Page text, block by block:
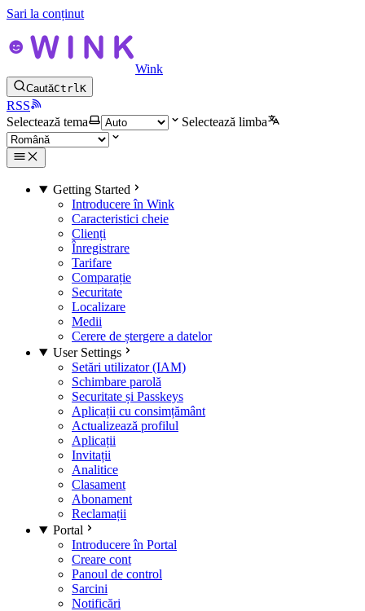
Sari la conținut
Wink
CautăCtrlK
RSS
Selectează tema
Selectează limba
Getting Started
Introducere în Wink
Caracteristici cheie
Clienți
Înregistrare
Tarifare
Comparație
Securitate
Localizare
Medii
Cerere de ștergere a datelor
User Settings
Setări utilizator (IAM)
Schimbare parolă
Securitate și Passkeys
Aplicații cu consimțământ
Actualizează profilul
Aplicații
Invitații
Analitice
Clasament
Abonament
Reclamații
Portal
Introducere în Portal
Creare cont
Panoul de control
Sarcini
Notificări